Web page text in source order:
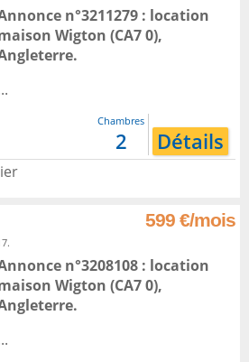
n°3211279 : location
Wigton (CA7 0),
.
Chambres
2 Détails
599 €/mois
n°3208108 : location
Wigton (CA7 0),
.